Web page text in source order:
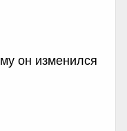
он изменился